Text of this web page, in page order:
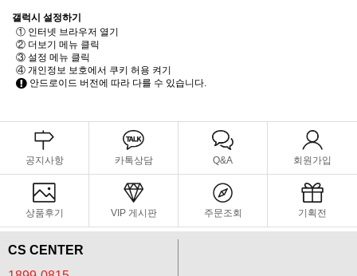
갤럭시 설정하기
① 인터넷 브라우저 열기
② 더보기 메뉴 클릭
③ 설정 메뉴 클릭
④ 개인정보 보호에서 쿠키 허용 켜기
안드로이드 버전에 따라 다를 수 있습니다.
공지사항 카톡상담 Q&A 회원가입
상품후기 VIP 게시판 주문조회 기획전
CS CENTER